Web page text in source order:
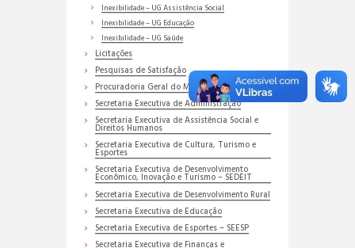
Inexibilidade – UG Assistência Social
Inexibilidade – UG Educação
Inexibilidade – UG Saúde
Licitações
Pesquisas de Satisfação
Procuradoria Geral do Município
Secretaria Executiva de Administração
Secretaria Executiva de Assistência Social e
Direitos Humanos
Secretaria Executiva de Cultura, Turismo e
Esportes
Secretaria Executiva de Desenvolvimento
Econômico, Inovação e Turismo – SEDEIT
Secretaria Executiva de Desenvolvimento Rural
Secretaria Executiva de Educação
Secretaria Executiva de Esportes – SEESP
Secretaria Executiva de Finanças e